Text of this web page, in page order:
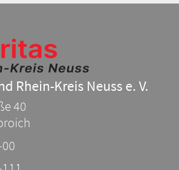
Rhein-Kreis Neuss e. V.
40